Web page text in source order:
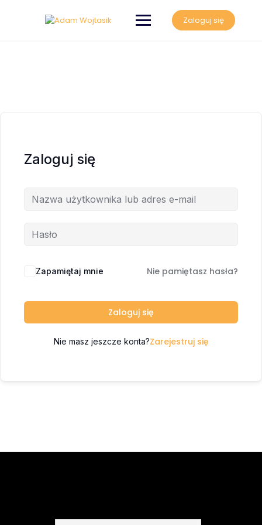
Zaloguj się
Zaloguj się
Zapamiętaj mnie Nie pamiętasz hasła?
Zaloguj się
Nie masz jeszcze konta?Zarejestruj się